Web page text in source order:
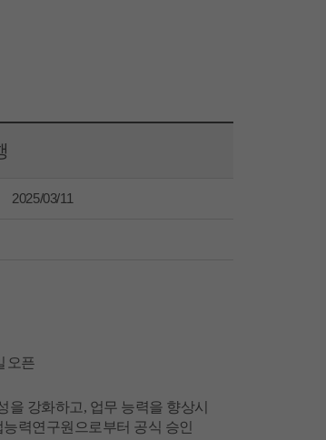
2025/03/11
오픈
을 강화하고, 업무 능력을 향상시
력연구원으로부터 공식 승인